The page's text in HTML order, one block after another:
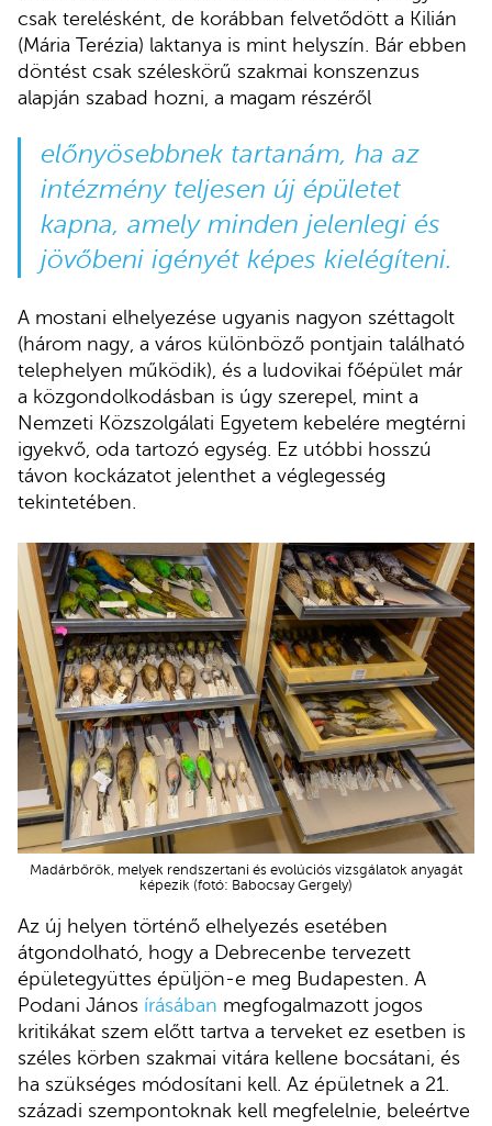
csak terelésként, de korábban felvetődött a Kilián
(Mária Terézia) laktanya is mint helyszín. Bár ebben
döntést csak széleskörű szakmai konszenzus
alapján szabad hozni, a magam részéről
előnyösebbnek tartanám, ha az
intézmény teljesen új épületet
kapna, amely minden jelenlegi és
jövőbeni igényét képes kielégíteni.
A mostani elhelyezése ugyanis nagyon széttagolt
(három nagy, a város különböző pontjain található
telephelyen működik), és a ludovikai főépület már
a közgondolkodásban is úgy szerepel, mint a
Nemzeti Közszolgálati Egyetem kebelére megtérni
igyekvő, oda tartozó egység. Ez utóbbi hosszú
távon kockázatot jelenthet a véglegesség
tekintetében.
Madárbőrök, melyek rendszertani és evolúciós vizsgálatok anyagát
képezik (fotó: Babocsay Gergely)
Az új helyen történő elhelyezés esetében
átgondolható, hogy a Debrecenbe tervezett
épületegyüttes épüljön-e meg Budapesten. A
Podani János írásában megfogalmazott jogos
kritikákat szem előtt tartva a terveket ez esetben is
széles körben szakmai vitára kellene bocsátani, és
ha szükséges módosítani kell. Az épületnek a 21.
századi szempontoknak kell megfelelnie, beleértve